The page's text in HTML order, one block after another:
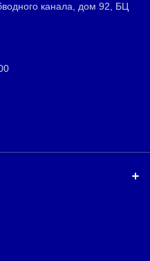
канала, дом 92, БЦ